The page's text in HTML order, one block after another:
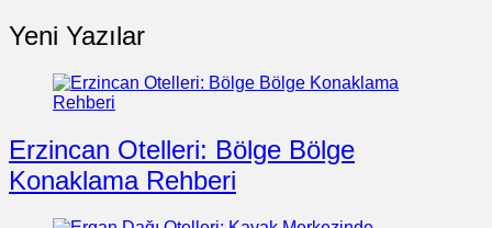
Yeni Yazılar
Erzincan Otelleri: Bölge Bölge
Konaklama Rehberi